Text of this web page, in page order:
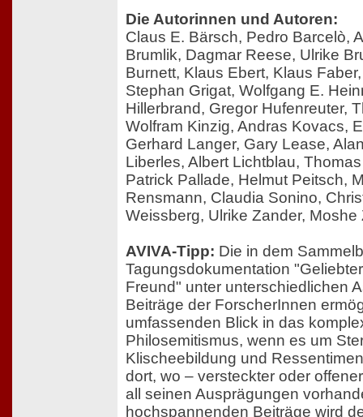
Die Autorinnen und Autoren:
Claus E. Bärsch, Pedro Barcelò,
Brumlik, Dagmar Reese, Ulrike
Burnett, Klaus Ebert, Klaus
Stephan Grigat, Wolfgang E.
Hillerbrand, Gregor Hufenreuter,
Wolfram Kinzig, Andras Kovacs,
Gerhard Langer, Gary Lease,
Liberles, Albert Lichtblau,
Patrick Pallade, Helmut Peitsch,
Rensmann, Claudia Sonino,
Weissberg, Ulrike Zander, Moshe
AVIVA-Tipp: Die in dem
Tagungsdokumentation
Freund" unter unterschiedlichen
Beiträge der ForscherInnen
umfassenden Blick in das
Philosemitismus, wenn es um
Klischeebildung und
dort, wo – versteckter oder
all seinen Ausprägungen
hochspannenden Beiträge wird